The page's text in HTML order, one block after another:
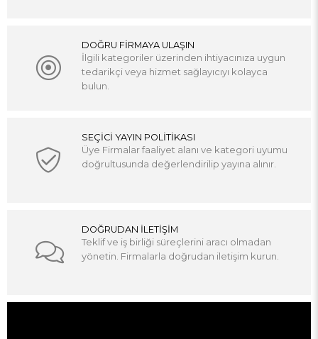
DOĞRU FİRMAYA ULAŞIN
İlgili kategoriler üzerinden ihtiyacınıza uygun
tedarikçi veya hizmet sağlayıcıyı kolayca
bulun.
SEÇİCİ YAYIN POLİTİKASI
Üye Firmalar faaliyet alanı ve kategori uyumu
doğrultusunda değerlendirilip yayına alınır.
DOĞRUDAN İLETİŞİM
Teklif ve iş birliği süreçlerini aracı olmadan
yönetin. Firmalarla doğrudan iletişim kurun.